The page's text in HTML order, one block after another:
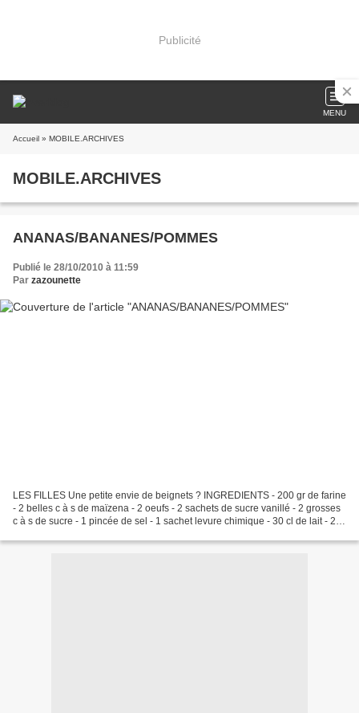
Publicité
MENU
Accueil » MOBILE.ARCHIVES
MOBILE.ARCHIVES
ANANAS/BANANES/POMMES
Publié le 28/10/2010 à 11:59
Par zazounette
LES FILLES Une petite envie de beignets ? INGREDIENTS - 200 gr de farine
- 2 belles c à s de maïzena - 2 oeufs - 2 sachets de sucre vanillé - 2 grosses
c à s de sucre - 1 pincée de sel - 1 sachet levure chimique - 30 cl de lait - 2 c